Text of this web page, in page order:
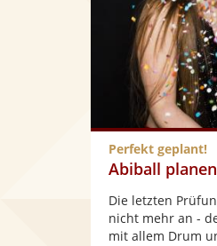
Perfekt geplant!
Abiball
Die letzten
nicht mehr an -
mit allem Drum